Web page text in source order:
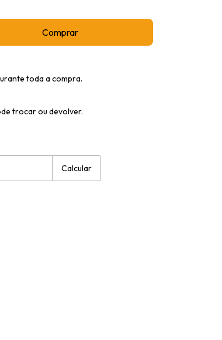
toda a compra.
trocar ou devolver.
Calcular